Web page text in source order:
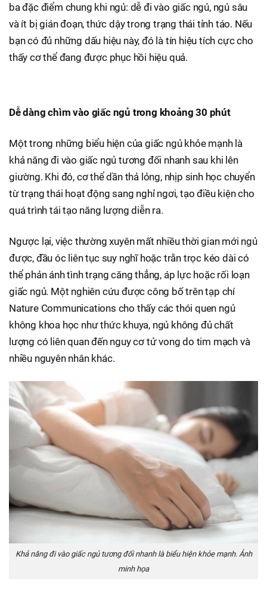
ba đặc điểm chung khi ngủ: dễ đi vào giấc ngủ, ngủ sâu
và ít bị gián đoạn, thức dậy trong trạng thái tỉnh táo. Nếu
bạn có đủ những dấu hiệu này, đó là tín hiệu tích cực cho
thấy cơ thể đang được phục hồi hiệu quả.
Dễ dàng chìm vào giấc ngủ trong khoảng 30 phút
Một trong những biểu hiện của giấc ngủ khỏe mạnh là
khả năng đi vào giấc ngủ tương đối nhanh sau khi lên
giường. Khi đó, cơ thể dần thả lỏng, nhịp sinh học chuyển
từ trạng thái hoạt động sang nghỉ ngơi, tạo điều kiện cho
quá trình tái tạo năng lượng diễn ra.
Ngược lại, việc thường xuyên mất nhiều thời gian mới ngủ
được, đầu óc liên tục suy nghĩ hoặc trằn trọc kéo dài có
thể phản ánh tình trạng căng thẳng, áp lực hoặc rối loạn
giấc ngủ. Một nghiên cứu được công bố trên tạp chí
Nature Communications cho thấy các thói quen ngủ
không khoa học như thức khuya, ngủ không đủ chất
lượng có liên quan đến nguy cơ tử vong do tim mạch và
nhiều nguyên nhân khác.
Khả năng đi vào giấc ngủ tương đối nhanh là biểu hiện khỏe mạnh. Ảnh
minh họa